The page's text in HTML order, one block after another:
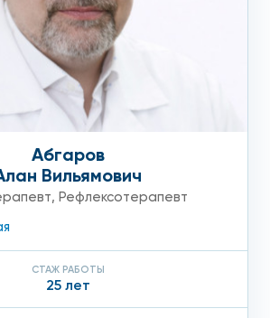
Абгаров
Вильямович
, Рефлексотерапевт
СТАЖ РАБОТЫ
25 лет